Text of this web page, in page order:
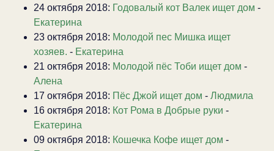
24 октября 2018: Годовалый кот Валек ищет дом -
Екатерина
23 октября 2018: Молодой пес Мишка ищет
хозяев. - Екатерина
21 октября 2018: Молодой пёс Тоби ищет дом -
Алена
17 октября 2018: Пёс Джой ищет дом - Людмила
16 октября 2018: Кот Рома в Добрые руки -
Екатерина
09 октября 2018: Кошечка Кофе ищет дом -